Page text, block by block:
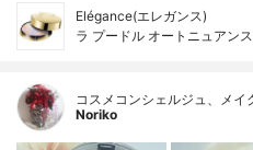
Elégance(エレガンス)
ラ プードル オートニュアン
コスメコンシェルジュ、メ
Noriko